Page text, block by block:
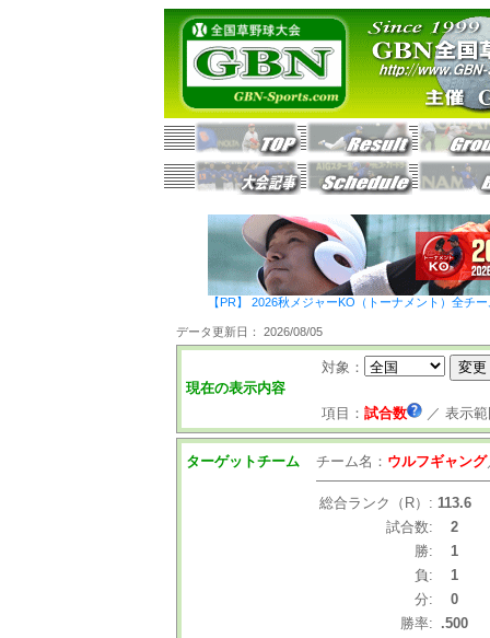
【PR】 2026秋メジャーKO（トーナメント）全チ
データ更新日： 2026/08/05
現在の表示内容
対象：
項目： 試合数 ／ 表示
ターゲットチーム チーム名： ウルフギャング
総合ランク（R）: 113.6
試合数:
2
勝:
1
負:
1
分:
0
勝率: .500